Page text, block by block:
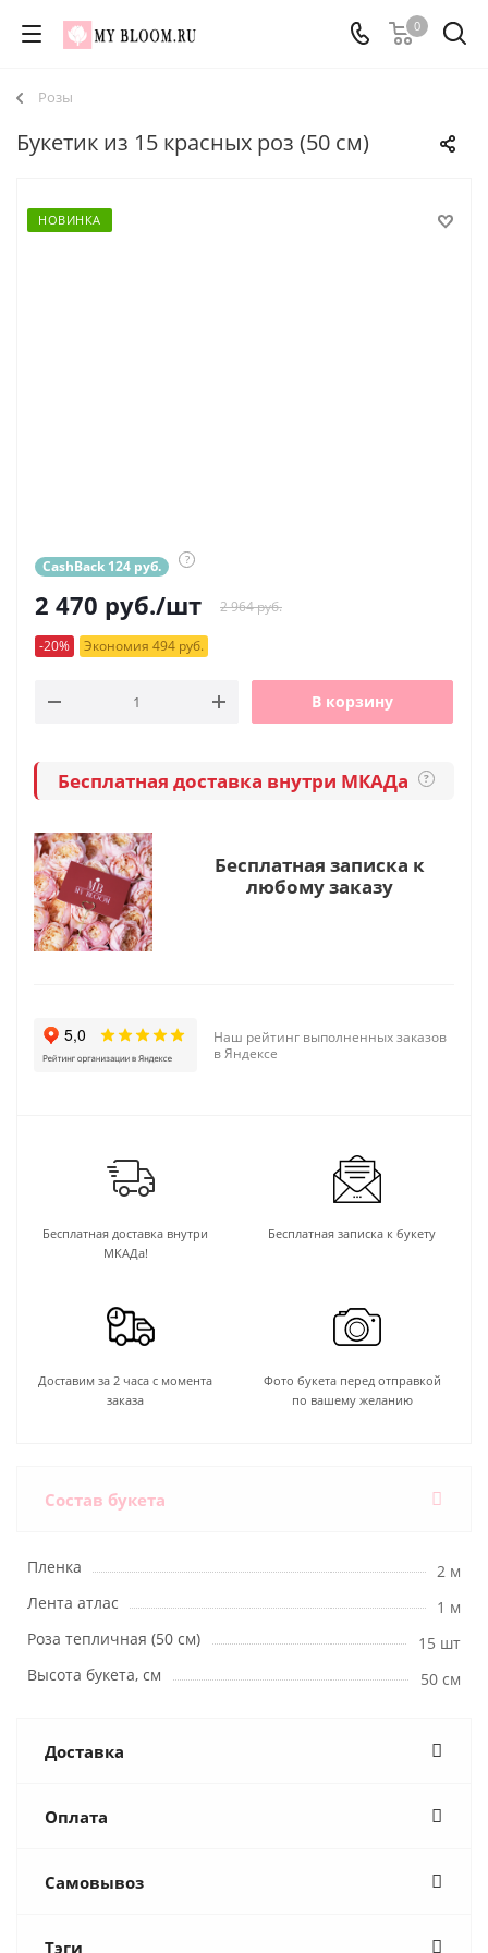
0
Розы
Букетик из 15 красных роз (50 см)
НОВИНКА
CashBack 124 руб. ?
2 470 руб./шт 2 964 руб.
-20% Экономия 494 руб.
В корзину
Бесплатная доставка внутри МКАДа ?
Бесплатная записка к
любому заказу
Наш рейтинг выполненных заказов
в Яндексе
Бесплатная доставка внутри
МКАДа!
Бесплатная записка к букету
Доставим за 2 часа с момента
заказа
Фото букета перед отправкой
по вашему желанию
Состав букета
Пленка
2 м
Лента атлас
1 м
Роза тепличная (50 см)
15 шт
Высота букета, см
50 см
Доставка
Оплата
Самовывоз
Тэги